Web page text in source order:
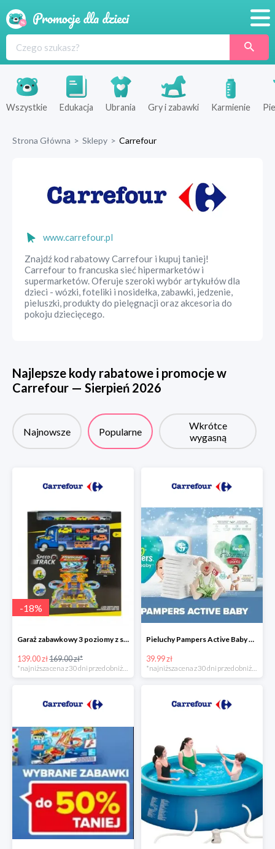
Produkty
Sklepy
Wszystkie Edukacja Ubrania Gry i zabawki Karmienie
Strona Główna > Sklepy > Carrefour
www.carrefour.pl
Znajdź kod rabatowy Carrefour i kupuj taniej!
Carrefour to francuska sieć hipermarketów i
supermarketów. Oferuje szeroki wybór artykułów dla
dzieci - wózki, foteliki i nosidełka, zabawki, jedzenie,
pieluszki, produkty do pielęgnacji oraz akcesoria do
pokoju dziecięcego.
Najlepsze kody rabatowe i promocje w
Carrefour — Sierpień 2026
Najnowsze Popularne
Wkrótce
wygasną
-18%
Garaż zabawkowy 3 poziomy z samochodzikami
139.00 zł169.00 zł*
*najniższa cena z 30 dni przed obniżką
Pieluchy Pampers Active Baby od 39,99 zł
39.99 zł
*najniższa cena z 30 dni przed obniżką